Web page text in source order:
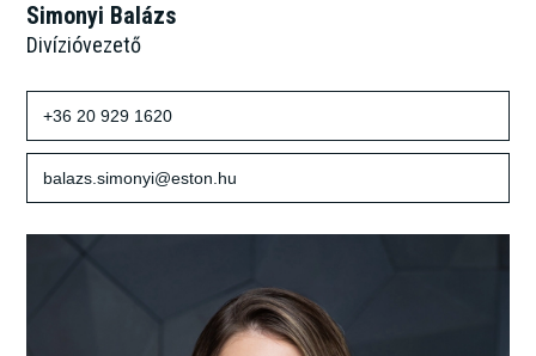
Simonyi Balázs
Divízióvezető
+36 20 929 1620
balazs.simonyi@eston.hu